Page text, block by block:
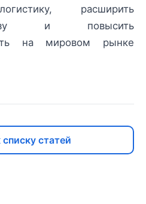
расширить
и повысить
на мировом рынке
статей